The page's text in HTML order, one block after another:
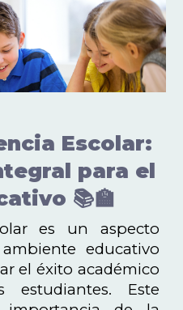
Escolar:
para el
📚🏫
es un aspecto
educativo
el éxito académico
Este